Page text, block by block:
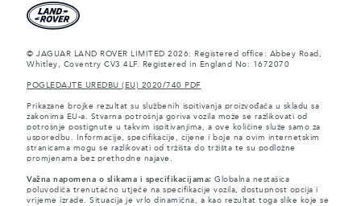
© JAGUAR LAND ROVER LIMITED 2026: Registered office: Abbey Road,
Whitley, Coventry CV3 4LF. Registered in England No: 1672070
POGLEDAJTE UREDBU (EU) 2020/740 PDF
Prikazane brojke rezultat su službenih ispitivanja proizvođača u skladu sa
zakonima EU-a. Stvarna potrošnja goriva vozila može se razlikovati od
potrošnje postignute u takvim ispitivanjima, a ove količine služe samo za
usporedbu. Informacije, specifikacije, cijene i boje na ovim internetskim
stranicama mogu se razlikovati od tržišta do tržišta te su podložne
promjenama bez prethodne najave.
Važna napomena o slikama i specifikacijama: Globalna nestašica
poluvodiča trenutačno utječe na specifikacije vozila, dostupnost opcija i
vrijeme izrade. Situacija je vrlo dinamična, a kao rezultat toga slike koje se